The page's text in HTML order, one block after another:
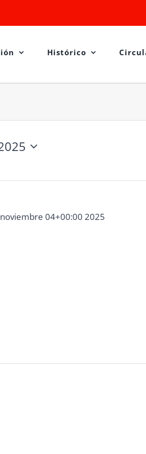
Histórico
04+00:00 2025